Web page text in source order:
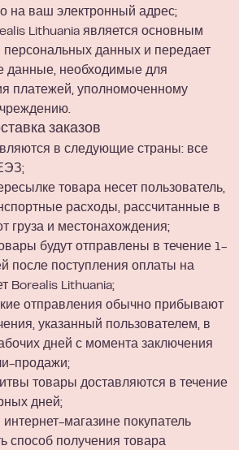
на ваш электронный адрес;
Lithuania является основным
персональных данных и передает
данные, необходимые для
платежей, уполномоченному
заказов
в следующие страны: все
товара несет пользователь,
расходы, рассчитанные в
груза и местонахождения;
будут отправлены в течение 1-
после поступления оплаты на
Borealis Lithuania;
отправления обычно прибывают
указанный пользователем, в
дней с момента заключения
продажи;
товары доставляются в течение
дней;
интернет-магазине покупатель
способ получения товара